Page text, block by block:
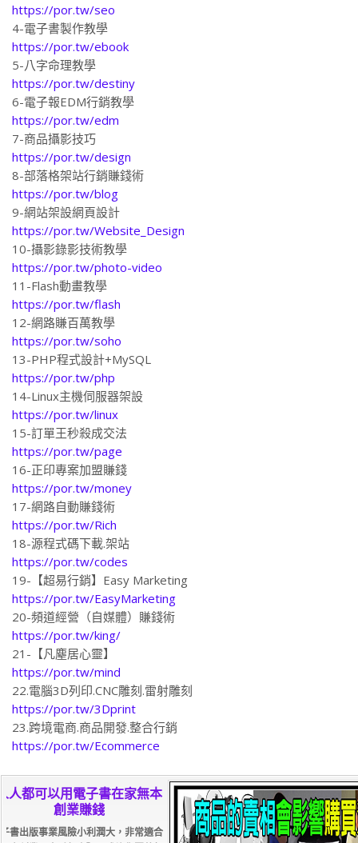
https://por.tw/seo
4-電子書製作教學
https://por.tw/ebook
5-八字命理教學
https://por.tw/destiny
6-電子報EDM行銷教學
https://por.tw/edm
7-商品攝影技巧
https://por.tw/design
8-部落格架站行銷賺錢術
https://por.tw/blog
9-網站架設網頁設計
https://por.tw/Website_Design
10-攝影錄影技術教學
https://por.tw/photo-video
11-Flash動畫教學
https://por.tw/flash
12-網路賺百萬教學
https://por.tw/soho
13-PHP程式設計+MySQL
https://por.tw/php
14-Linux主機伺服器架設
https://por.tw/linux
15-訂單王秒殺成交法
https://por.tw/page
16-正印專案加盟賺錢
https://por.tw/money
17-網路自動賺錢術
https://por.tw/Rich
18-源程式碼下載.架站
https://por.tw/codes
19-【超易行銷】Easy Marketing
https://por.tw/EasyMarketing
20-頻道經營（自媒體）賺錢術
https://por.tw/king/
21-【凡塵居心靈】
https://por.tw/mind
22.電腦3D列印.CNC雕刻.雷射雕刻
https://por.tw/3Dprint
23.跨境電商.商品開發.整合行銷
https://por.tw/Ecommerce